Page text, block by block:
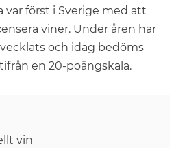
var först i Sverige med att
viner. Under åren har
och idag bedöms
en 20-poängskala.
vin